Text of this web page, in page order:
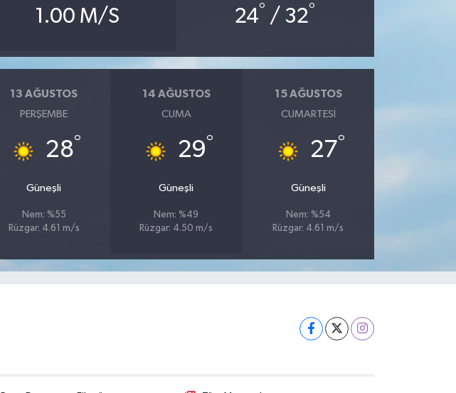
1.00 M/S 24° / 32°
13 AĞUSTOS
PERŞEMBE
28°
Güneşli
Nem: %55
Rüzgar: 4.61 m/s
14 AĞUSTOS
CUMA
29°
Güneşli
Nem: %49
Rüzgar: 4.50 m/s
15 AĞUSTOS
CUMARTESI
27°
Güneşli
Nem: %54
Rüzgar: 4.61 m/s